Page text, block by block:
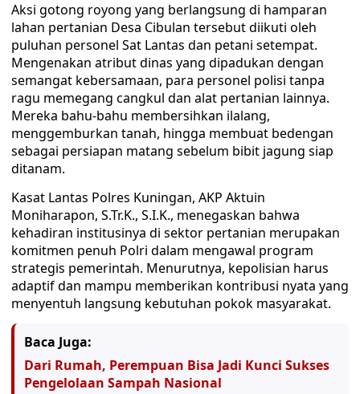
Aksi gotong royong yang berlangsung di hamparan
lahan pertanian Desa Cibulan tersebut diikuti oleh
puluhan personel Sat Lantas dan petani setempat.
Mengenakan atribut dinas yang dipadukan dengan
semangat kebersamaan, para personel polisi tanpa
ragu memegang cangkul dan alat pertanian lainnya.
Mereka bahu-bahu membersihkan ilalang,
menggemburkan tanah, hingga membuat bedengan
sebagai persiapan matang sebelum bibit jagung siap
ditanam.
Kasat Lantas Polres Kuningan, AKP Aktuin
Moniharapon, S.Tr.K., S.I.K., menegaskan bahwa
kehadiran institusinya di sektor pertanian merupakan
komitmen penuh Polri dalam mengawal program
strategis pemerintah. Menurutnya, kepolisian harus
adaptif dan mampu memberikan kontribusi nyata yang
menyentuh langsung kebutuhan pokok masyarakat.
Baca Juga:
Dari Rumah, Perempuan Bisa Jadi Kunci Sukses
Pengelolaan Sampah Nasional